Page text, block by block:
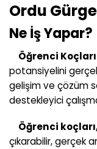
Ordu
Ne İş Yapar?
Öğrenci Koçları
potansiyelini
gelişim ve çözüm
destekleyici
Öğrenci
çıkarabilir, gerçek